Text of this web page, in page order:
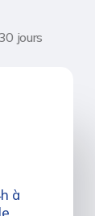
jours
à